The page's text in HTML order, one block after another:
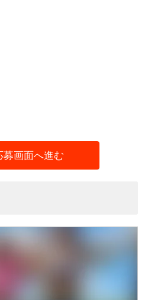
募画面へ進む